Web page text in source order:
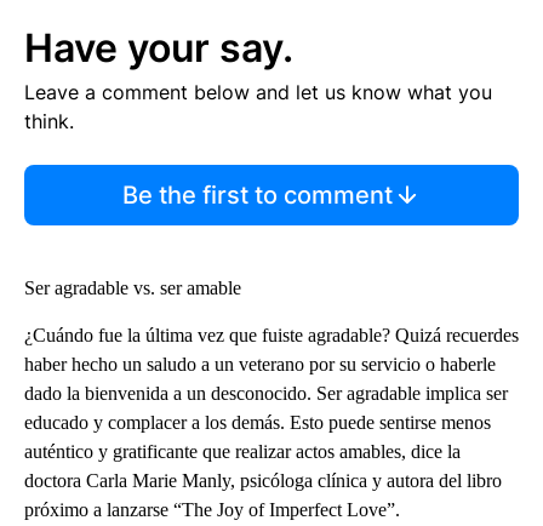
Have your say.
Leave a comment below and let us know what you
think.
Be the first to comment
Ser agradable vs. ser amable
¿Cuándo fue la última vez que fuiste agradable? Quizá recuerdes
haber hecho un saludo a un veterano por su servicio o haberle
dado la bienvenida a un desconocido. Ser agradable implica ser
educado y complacer a los demás. Esto puede sentirse menos
auténtico y gratificante que realizar actos amables, dice la
doctora Carla Marie Manly, psicóloga clínica y autora del libro
próximo a lanzarse “The Joy of Imperfect Love”.